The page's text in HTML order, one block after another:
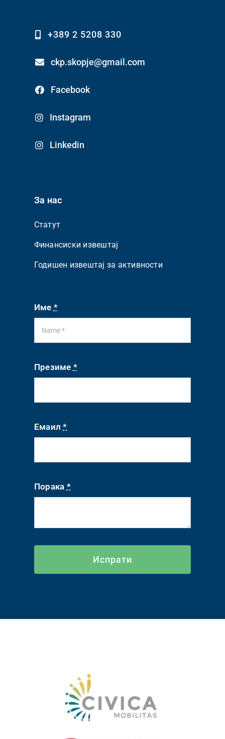
+389 2 5208 330
ckp.skopje@gmail.com
Facebook
Instagram
Linkedin
За нас
Статут
Финансиски извештај
Годишен извештај за активности
Име *
Презиме *
Емаил*
Порака *
Испрати